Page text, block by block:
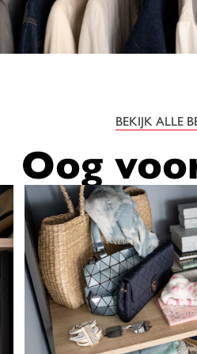
BEKIJK ALLE
Oog